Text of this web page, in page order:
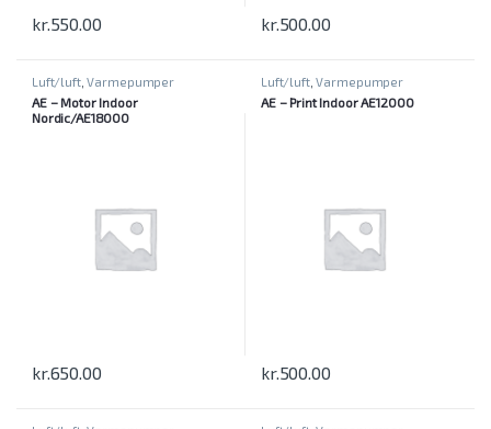
kr.550.00 kr.500.00
Luft/luft,Varmepumper
AE – Motor Indoor
Nordic/AE18000
kr.650.00
Luft/luft,Varmepumper
AE – Print Indoor AE12000
kr.500.00